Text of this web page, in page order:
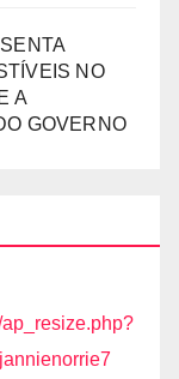
NO
A
GOVERNO